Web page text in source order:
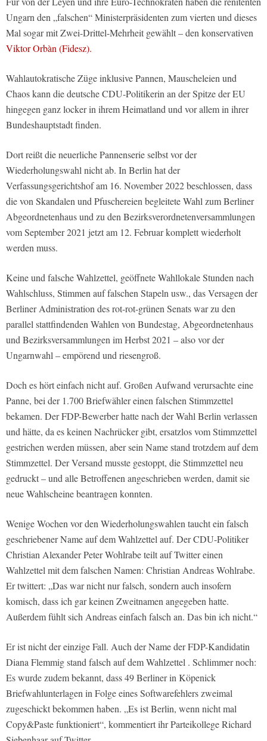
Ungarn den „falschen“ Ministerpräsidenten zum vierten und dieses
Mal sogar mit Zwei-Drittel-Mehrheit gewählt – den konservativen
Viktor Orbàn (Fidesz).
Wahlautokratische Züge inklusive Pannen, Mauscheleien und
Chaos kann die deutsche CDU-Politikerin an der Spitze der EU
hingegen ganz locker in ihrem Heimatland und vor allem in ihrer
Bundeshauptstadt finden.
Dort reißt die neuerliche Pannenserie selbst vor der
Wiederholungswahl nicht ab. In Berlin hat der
Verfassungsgerichtshof am 16. November 2022 beschlossen, dass
die von Skandalen und Pfuschereien begleitete Wahl zum Berliner
Abgeordnetenhaus und zu den Bezirksverordnetenversammlungen
vom September 2021 jetzt am 12. Februar komplett wiederholt
werden muss.
Keine und falsche Wahlzettel, geöffnete Wahllokale Stunden nach
Wahlschluss, Stimmen auf falschen Stapeln usw., das Versagen der
Berliner Administration des rot-rot-grünen Senats war zu den
parallel stattfindenden Wahlen von Bundestag, Abgeordnetenhaus
und Bezirksversammlungen im Herbst 2021 – also vor der
Ungarnwahl – empörend und riesengroß.
Doch es hört einfach nicht auf. Großen Aufwand verursachte eine
Panne, bei der 1.700 Briefwähler einen falschen Stimmzettel
bekamen. Der FDP-Bewerber hatte nach der Wahl Berlin verlassen
und hätte, da es keinen Nachrücker gibt, ersatzlos vom Stimmzettel
gestrichen werden müssen, aber sein Name stand trotzdem auf dem
Stimmzettel. Der Versand musste gestoppt, die Stimmzettel neu
gedruckt – und alle Betroffenen angeschrieben werden, damit sie
neue Wahlscheine beantragen konnten.
Wenige Wochen vor den Wiederholungswahlen taucht ein falsch
geschriebener Name auf dem Wahlzettel auf. Der CDU-Politiker
Christian Alexander Peter Wohlrabe teilt auf Twitter einen
Wahlzettel mit dem falschen Namen: Christian Andreas Wohlrabe.
Er twittert: „Das war nicht nur falsch, sondern auch insofern
komisch, dass ich gar keinen Zweitnamen angegeben hatte.
Außerdem fühlt sich Andreas einfach falsch an. Das bin ich nicht.“
Er ist nicht der einzige Fall. Auch der Name der FDP-Kandidatin
Diana Flemmig stand falsch auf dem Wahlzettel . Schlimmer noch:
Es wurde zudem bekannt, dass 49 Berliner in Köpenick
Briefwahlunterlagen in Folge eines Softwarefehlers zweimal
zugeschickt bekommen haben. „Es ist Berlin, wenn nicht mal
Copy&Paste funktioniert“, kommentiert ihr Parteikollege Richard